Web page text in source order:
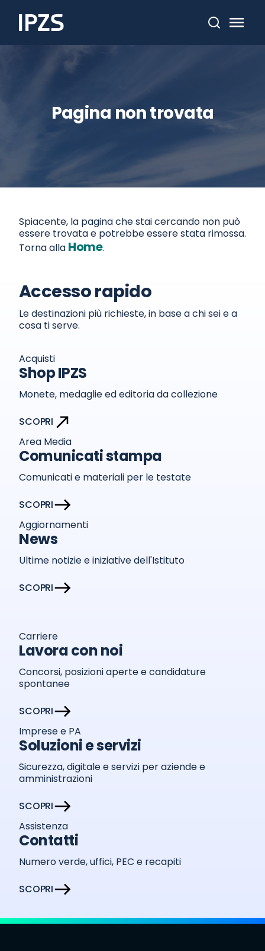
Cerca
Pagina non trovata
Spiacente, la pagina che stai cercando non può
essere trovata e potrebbe essere stata rimossa.
Torna alla Home.
Accesso rapido
Le destinazioni più richieste, in base a chi sei e a
cosa ti serve.
Acquisti
Shop IPZS
Monete, medaglie ed editoria da collezione
SCOPRI
Area Media
Comunicati stampa
Comunicati e materiali per le testate
SCOPRI
Aggiornamenti
News
Ultime notizie e iniziative dell'Istituto
SCOPRI
Carriere
Lavora con noi
Concorsi, posizioni aperte e candidature
spontanee
SCOPRI
Imprese e PA
Soluzioni e servizi
Sicurezza, digitale e servizi per aziende e
amministrazioni
SCOPRI
Assistenza
Contatti
Numero verde, uffici, PEC e recapiti
SCOPRI